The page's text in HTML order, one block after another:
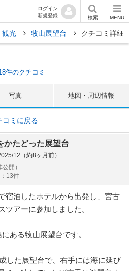
ログイン
新規登録
検索 MENU
観光 牧山展望台 クチコミ詳細
件のクチコミ
写真 地図・周辺情報
コミに戻る
かたどった展望台
12（約8ヶ月前）
公開）
13件
宿泊したホテルから出発し、宮古
アーに参加しました。
ある牧山展望台です。
した展望台で、右手には海に延び